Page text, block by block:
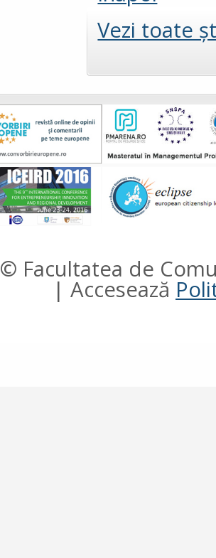
Vezi toate
© Facultatea de
| Accesează